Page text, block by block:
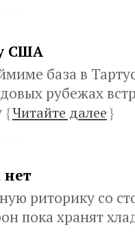
США
база в
рубежах
{Читайте далее}
риторику со
пока хранят